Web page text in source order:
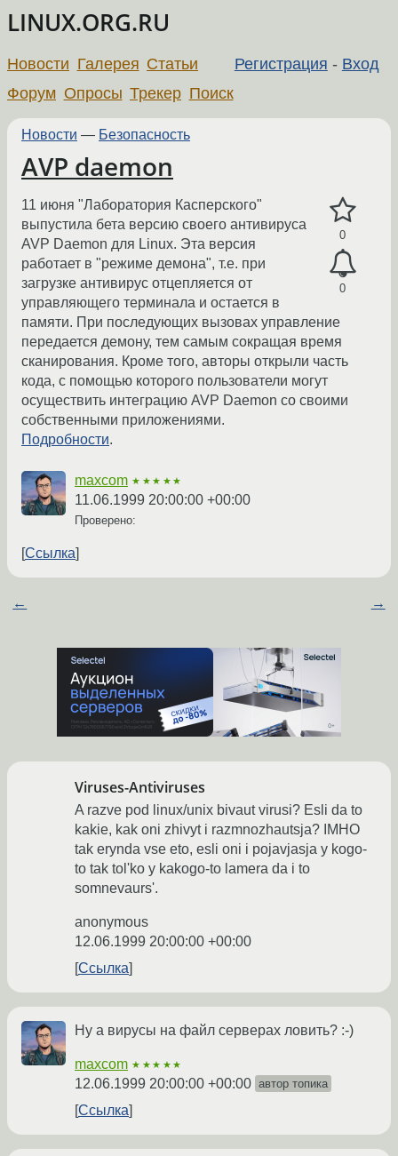
LINUX.ORG.RU
Регистрация - Вход
Новости Галерея Статьи
Форум Опросы Трекер Поиск
Новости — Безопасность
AVP daemon
0
0
11 июня "Лаборатория Касперского"
выпустила бета версию своего антивируса
AVP Daemon для Linux. Эта версия
работает в "режиме демона", т.е. при
загрузке антивирус отцепляется от
управляющего терминала и остается в
памяти. При последующих вызовах управление
передается демону, тем самым сокращая время
сканирования. Кроме того, авторы открыли часть
кода, с помощью которого пользователи могут
осуществить интеграцию AVP Daemon со своими
собственными приложениями.
Подробности.
maxcom ★★★★★
11.06.1999 20:00:00 +00:00
Проверено:
Ссылка
← →
Viruses-Antiviruses
A razve pod linux/unix bivaut virusi? Esli da to
kakie, kak oni zhivyt i razmnozhautsja? IMHO
tak erynda vse eto, esli oni i pojavjasja y kogo-
to tak tol'ko y kakogo-to lamera da i to
somnevaurs'.
anonymous
12.06.1999 20:00:00 +00:00
Ссылка
Ну а вирусы на файл серверах ловить? :-)
maxcom ★★★★★
12.06.1999 20:00:00 +00:00 автор топика
Ссылка